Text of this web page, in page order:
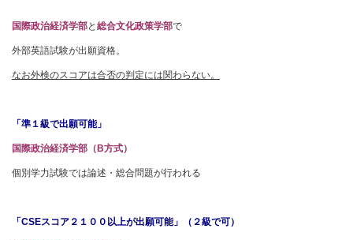
国際政治経済学部と 総合文化政策学部で
外部英語試験が出願資格。
なお外検のスコアは合否の判定には関わらない。
「準１級で出願可能」
国際政治経済学部（B方式）
個別学力試験では論述・総合問題が行われる
「CSEスコア２１００以上が出願可能」（２級で可）